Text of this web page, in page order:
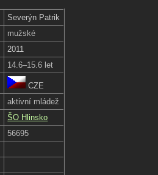
Severýn Patrik
mužské
2011
14.6–15.6 let
CZE
aktivní mládež
ŠO Hlinsko
56695